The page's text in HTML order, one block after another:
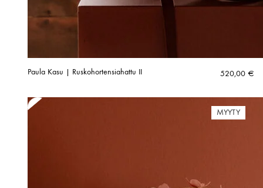
Paula Kasu | Ruskohortensiahattu II 520,00 €
MYYTY